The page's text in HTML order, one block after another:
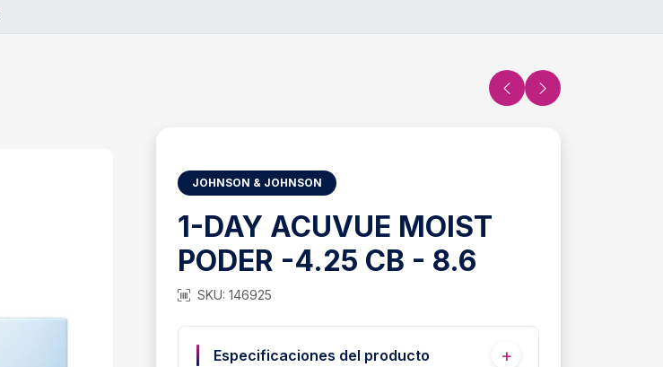
JOHNSON & JOHNSON
1-DAY ACUVUE MOIST
PODER -4.25 CB - 8.6
SKU: 146925
Especificaciones del producto